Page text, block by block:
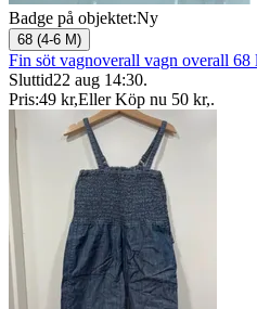
Badge på objektet:Ny
68 (4-6 M)
Fin söt vagnoverall vagn overall 68
Sluttid22 aug 14:30.
Pris:49 kr,Eller Köp nu 50 kr,.